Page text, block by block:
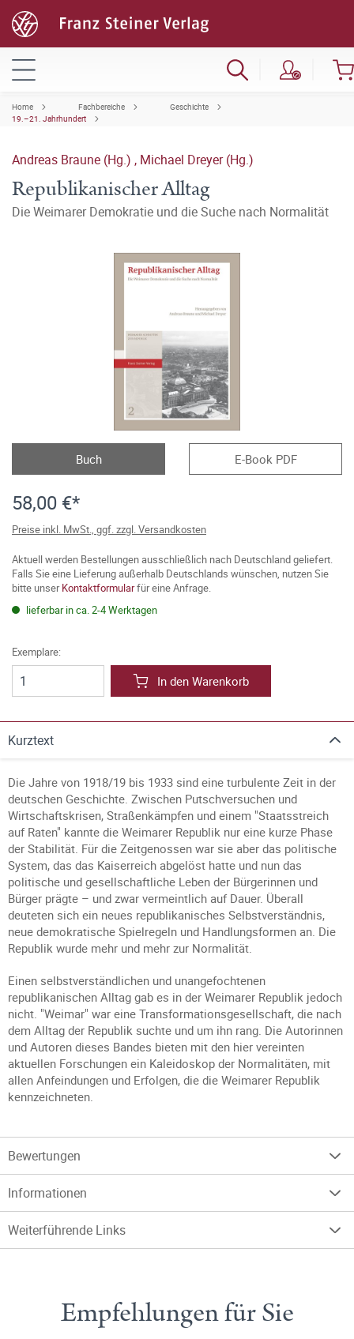
Home Fachbereiche
Geschichte
19.–21. Jahrhundert
Andreas Braune (Hg.) , Michael Dreyer (Hg.)
Republikanischer Alltag
Die Weimarer Demokratie und die Suche nach Normalität
Buch E-Book PDF
58,00 €*
Preise inkl. MwSt., ggf. zzgl. Versandkosten
Aktuell werden Bestellungen ausschließlich nach Deutschland geliefert.
Falls Sie eine Lieferung außerhalb Deutschlands wünschen, nutzen Sie
bitte unserKontaktformularfür eine Anfrage.
lieferbar in ca. 2-4 Werktagen
Exemplare:
In den Warenkorb
Kurztext
Die Jahre von 1918/19 bis 1933 sind eine turbulente Zeit in der
deutschen Geschichte. Zwischen Putschversuchen und
Wirtschaftskrisen, Straßenkämpfen und einem "Staatsstreich
auf Raten" kannte die Weimarer Republik nur eine kurze Phase
der Stabilität. Für die Zeitgenossen war sie aber das politische
System, das das Kaiserreich abgelöst hatte und nun das
politische und gesellschaftliche Leben der Bürgerinnen und
Bürger prägte – und zwar vermeintlich auf Dauer. Überall
deuteten sich ein neues republikanisches Selbstverständnis,
neue demokratische Spielregeln und Handlungsformen an. Die
Republik wurde mehr und mehr zur Normalität.
Einen selbstverständlichen und unangefochtenen
republikanischen Alltag gab es in der Weimarer Republik jedoch
nicht. "Weimar" war eine Transformationsgesellschaft, die nach
dem Alltag der Republik suchte und um ihn rang. Die Autorinnen
und Autoren dieses Bandes bieten mit den hier vereinten
aktuellen Forschungen ein Kaleidoskop der Normalitäten, mit
allen Anfeindungen und Erfolgen, die die Weimarer Republik
kennzeichneten.
Bewertungen
Informationen
Weiterführende Links
Empfehlungen für Sie